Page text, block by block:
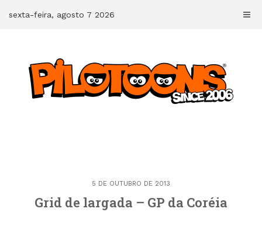
sexta-feira, agosto 7 2026
5 DE OUTUBRO DE 2013
Grid de largada – GP da Coréia